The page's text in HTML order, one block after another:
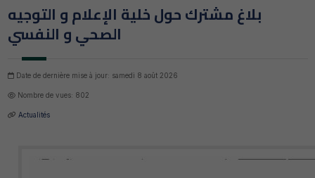
بلاغ مشترك حول خلية الإعلام و التوجيه
الصحي و النفسي
Date de dernière mise à jour: samedi 8 août 2026
Nombre de vues: 802
Actualités